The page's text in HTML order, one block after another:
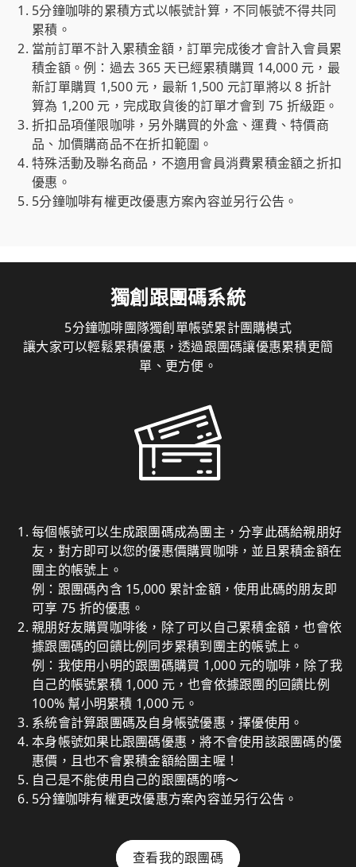
5分鐘咖啡的累積方式以帳號計算，不同帳號不得共同
累積。
當前訂單不計入累積金額，訂單完成後才會計入會員累
積金額。例：過去 365 天已經累積購買 14,000 元，最
新訂單購買 1,500 元，最新 1,500 元訂單將以 8 折計
算為 1,200 元，完成取貨後的訂單才會到 75 折級距。
折扣品項僅限咖啡，另外購買的外盒、運費、特價商
品、加價購商品不在折扣範圍。
特殊活動及聯名商品，不適用會員消費累積金額之折扣
優惠。
5分鐘咖啡有權更改優惠方案內容並另行公告。
獨創跟團碼系統
5分鐘咖啡團隊獨創單帳號累計團購模式
讓大家可以輕鬆累積優惠，透過跟團碼讓優惠累積更簡
單、更方便。
每個帳號可以生成跟團碼成為團主，分享此碼給親朋好
友，對方即可以您的優惠價購買咖啡，並且累積金額在
團主的帳號上。
例：跟團碼內含 15,000 累計金額，使用此碼的朋友即
可享 75 折的優惠。
親朋好友購買咖啡後，除了可以自己累積金額，也會依
據跟團碼的回饋比例同步累積到團主的帳號上。
例：我使用小明的跟團碼購買 1,000 元的咖啡，除了我
自己的帳號累積 1,000 元，也會依據跟團的回饋比例
100% 幫小明累積 1,000 元。
系統會計算跟團碼及自身帳號優惠，擇優使用。
本身帳號如果比跟團碼優惠，將不會使用該跟團碼的優
惠價，且也不會累積金額給團主喔！
自己是不能使用自己的跟團碼的唷～
5分鐘咖啡有權更改優惠方案內容並另行公告。
查看我的跟團碼